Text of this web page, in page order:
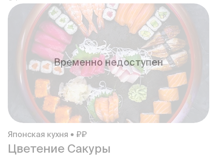
Временно недоступен
Японская кухня • ₽₽
Цветение Сакуры